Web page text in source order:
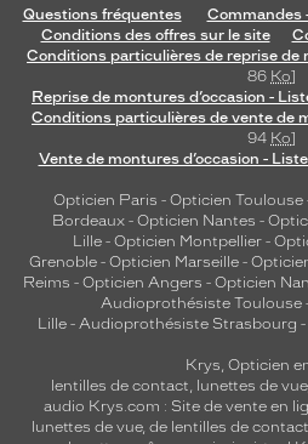
Questions fréquentes
Commandes
Conditions des offres sur le site
Conditions particulières de reprise de
86 Ko]
Reprise de montures d’occasion -
Conditions particulières de vente de
94 Ko]
Vente de montures d’occasion -
Opticien Paris - Opticien Toulouse
Bordeaux- Opticien Nantes -
Lille - Opticien Montpellier -
Grenoble - Opticien Marseille -
Reims - Opticien Angers - Opticien
Audioprothésiste Toulouse
Lille- Audioprothésiste Strasbourg -
Krys, Opticien
lentilles de contact, lunettes de vue,
audio Krys.com : Site de vente en
lunettes de vue, de lentilles de contact